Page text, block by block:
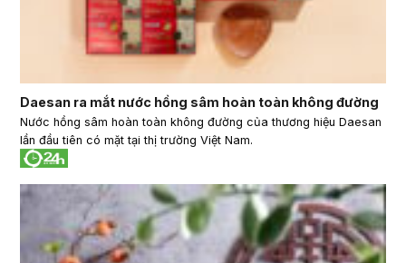
Daesan ra mắt nước hồng sâm hoàn toàn không đường
Nước hồng sâm hoàn toàn không đường của thương hiệu Daesan
lần đầu tiên có mặt tại thị trường Việt Nam.